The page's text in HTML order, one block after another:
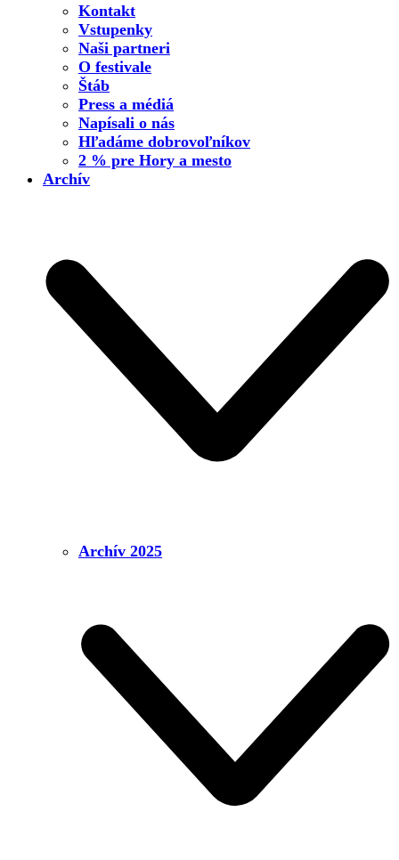
Kontakt
Vstupenky
Naši partneri
O festivale
Štáb
Press a médiá
Napísali o nás
Hľadáme dobrovoľníkov
2 % pre Hory a mesto
Archív
Archív 2025